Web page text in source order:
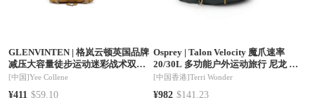
GLENVINTEN| 格岚云顿英国品牌
减压大容量徒步运动迷彩战术双肩
背包男款户外登山包
[中国]Yee Collene
¥411 $59.10
Osprey |Talon Velocity 魔爪速率
20/30L 多功能户外运动旅行 尼龙 户
外登山包双肩包书包 常规 男(香港仓
发货）
[中国香港]Terri Wonder
¥982 $141.23